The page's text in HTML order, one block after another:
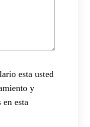
esta usted
y
en esta